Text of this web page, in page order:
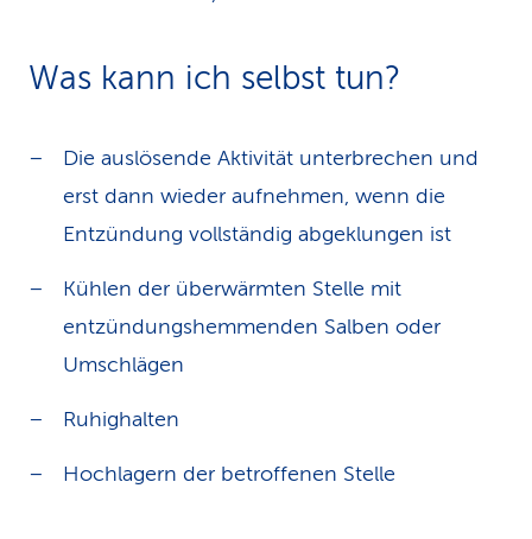
Was kann ich selbst tun?
Die auslösende Aktivität unterbrechen und
erst dann wieder aufnehmen, wenn die
Entzündung vollständig abgeklungen ist
Kühlen der überwärmten Stelle mit
entzündungshemmenden Salben oder
Umschlägen
Ruhighalten
Hochlagern der betroffenen Stelle